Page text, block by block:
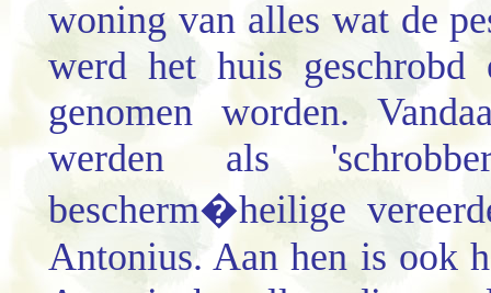
woning van alles wat de
werd het huis
genomen worden.
werden als
bescherm�heilige
Antonius. Aan hen is ook